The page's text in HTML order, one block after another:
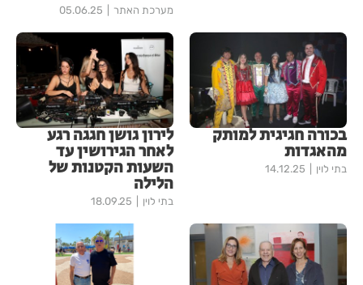
מערכת האתר 05.06.25
בכורה חגיגית למותק
מהאגדות
בתי לוין 14.12.25
לירון גושן חגגה רגע
לאחר הגירושין עד
השעות הקטנות של
הלילה
בתי לוין 18.09.25